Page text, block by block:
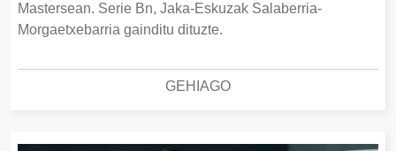
Mastersean. Serie Bn, Jaka-Eskuzak Salaberria-
Morgaetxebarria gainditu dituzte.
GEHIAGO